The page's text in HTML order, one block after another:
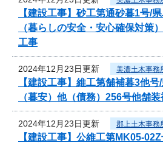
【建設工事】砂工第通砂暮1号/
（暮らしの安全・安心確保対策
工事
2024年12月23日更新 美濃土木事務
【建設工事】維工第舗補暮3他
（暮安）他（債務）256号他舗
2024年12月23日更新 郡上土木事務
【建設工事】公維工第MK05-